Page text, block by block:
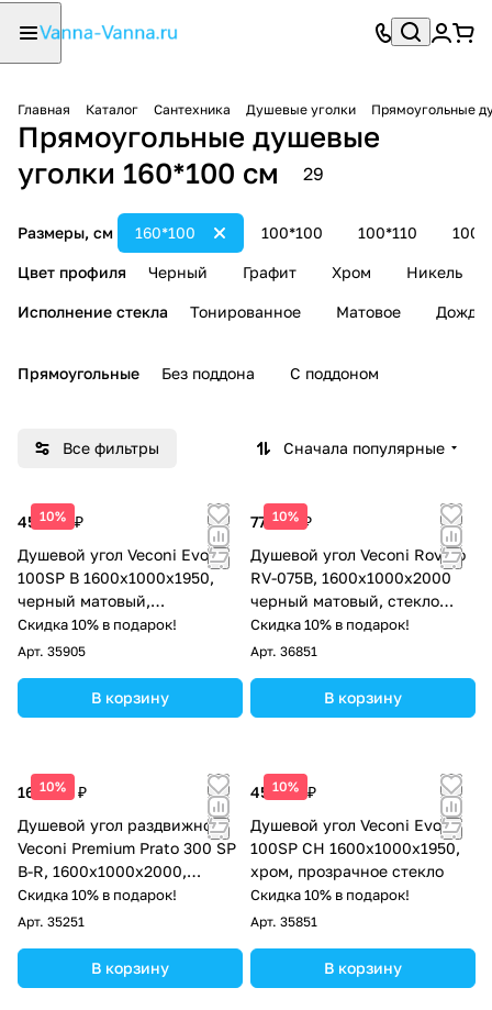
Главная Каталог Сантехника Душевые уголки Прямоугольные
Прямоугольные душевые
уголки 160*100 см
29
Размеры, см 100*100 100*110
160*100
Цвет профиля Черный Графит Хром Никель
Исполнение стекла Тонированное Матовое Дождь
Прямоугольные Без поддона С поддоном
Все фильтры Сначала популярные
10%
45 064 ₽
Душевой угол Veconi Evo
100SP B 1600х1000x1950,
черный матовый,
прозрачное стекло
Скидка 10% в подарок!
Арт. 35905
В корзину
10%
77 962 ₽
Душевой угол Veconi Rovigo
RV-075B, 1600х1000х2000
черный матовый, стекло
прозрачное
Скидка 10% в подарок!
Арт. 36851
В корзину
10%
162 971 ₽
Душевой угол раздвижной
Veconi Premium Prato 300 SP
B-R, 1600х1000x2000,
черный матовый, стекло
прозрачное
Скидка 10% в подарок!
Арт. 35251
В корзину
10%
45 064 ₽
Душевой угол Veconi Evo
100SP CH 1600х1000x1950,
хром, прозрачное стекло
Скидка 10% в подарок!
Арт. 35851
В корзину